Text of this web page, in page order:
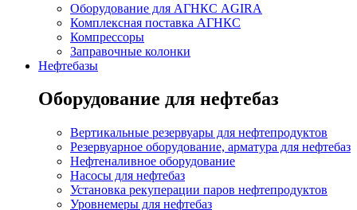
Оборудование для АГНКС AGIRA
Комплексная поставка АГНКС
Компрессоры
Заправочные колонки
Нефтебазы
Оборудование для нефтебаз
Вертикальные резервуары для нефтепродуктов
Резервуарное оборудование, арматура для нефтебаз
Нефтеналивное оборудование
Насосы для нефтебаз
Установка рекуперации паров нефтепродуктов
Уровнемеры для нефтебаз